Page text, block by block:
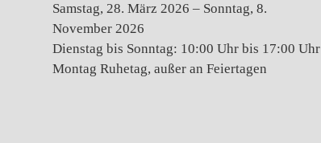
Samstag, 28. März 2026 – Sonntag, 8.
November 2026
Dienstag bis Sonntag: 10:00 Uhr bis 17:00 Uhr
Montag Ruhetag, außer an Feiertagen